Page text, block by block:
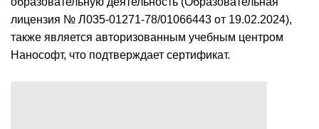
лицензия № Л035-01271-78/01066443 от 19.02.2024),
также является авторизованным учебным центром
Нанософт, что подтверждает сертификат.